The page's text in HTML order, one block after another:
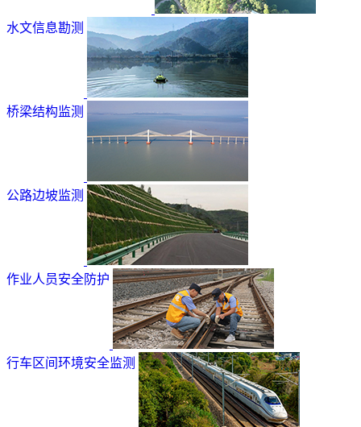
水文信息勘测
桥梁结构监测
公路边坡监测
作业人员安全防护
行车区间环境安全监测